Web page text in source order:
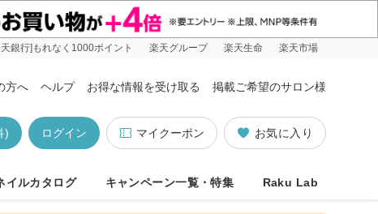
銀行]もれなく1000ポイント 楽天グループ 楽天生命 楽天市場
方へ ヘルプ お得な情報を受け取る 掲載ご希望のサロン様
お気に入り
マイクーポン
ログイン
)
イルカタログ キャンペーン一覧・特集 Raku Lab